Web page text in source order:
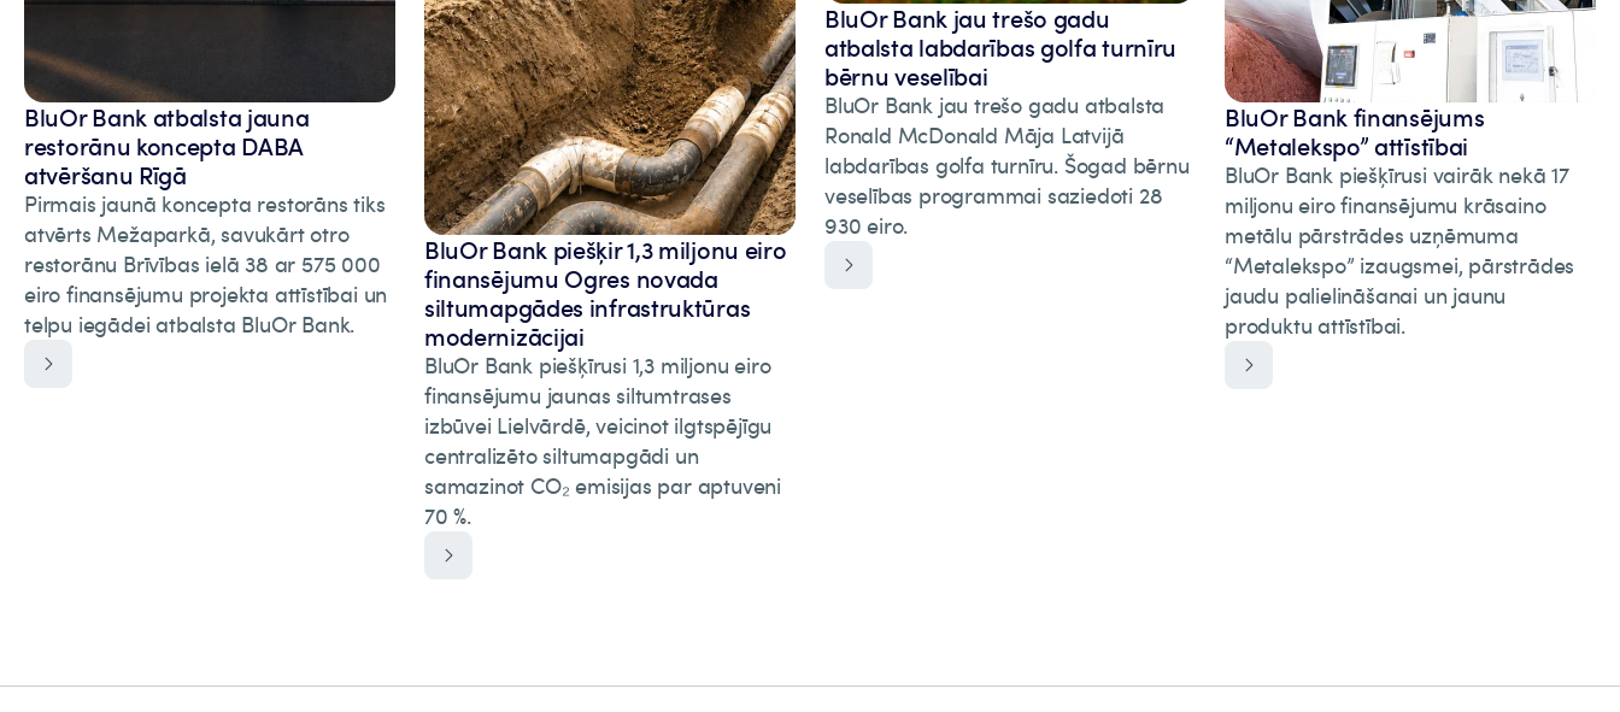
BluOr Bank atbalsta jauna
restorānu koncepta DABA
atvēršanu Rīgā
Pirmais jaunā koncepta restorāns tiks
atvērts Mežaparkā, savukārt otro
restorānu Brīvības ielā 38 ar 575 000
eiro finansējumu projekta attīstībai un
telpu iegādei atbalsta BluOr Bank.
BluOr Bank piešķir 1,3 miljonu eiro
finansējumu Ogres novada
siltumapgādes infrastruktūras
modernizācijai
BluOr Bank piešķīrusi 1,3 miljonu eiro
finansējumu jaunas siltumtrases
izbūvei Lielvārdē, veicinot ilgtspējīgu
centralizēto siltumapgādi un
samazinot CO₂ emisijas par aptuveni
70 %.
BluOr Bank jau trešo gadu
atbalsta labdarības golfa turnīru
bērnu veselībai
BluOr Bank jau trešo gadu atbalsta
Ronald McDonald Māja Latvijā
labdarības golfa turnīru. Šogad bērnu
veselības programmai saziedoti 28
930 eiro.
BluOr Bank finansējums
“Metalekspo” attīstībai
BluOr Bank piešķīrusi vairāk nekā 17
miljonu eiro finansējumu krāsaino
metālu pārstrādes uzņēmuma
“Metalekspo” izaugsmei, pārstrādes
jaudu palielināšanai un jaunu
produktu attīstībai.